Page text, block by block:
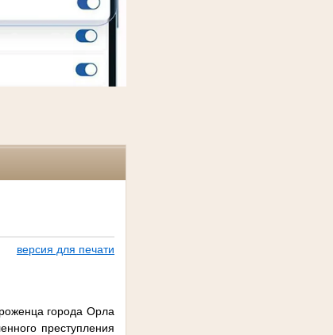
версия для печати
города Орла
преступления